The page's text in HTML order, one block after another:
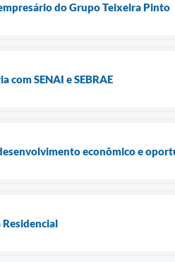
do Grupo Teixeira Pinto
com SENAI e SEBRAE
econômico e